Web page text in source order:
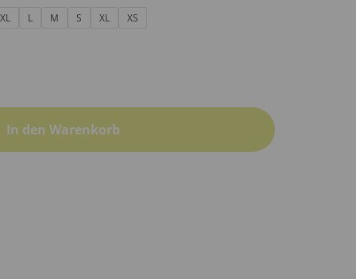
L M S XL XS
In den Warenkorb